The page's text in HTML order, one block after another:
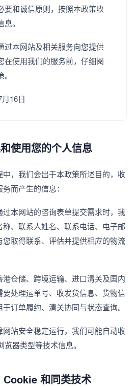
要和诚信原则，按照本政策收
。
过本网站及相关服务向您提供
在使用我们的服务前，仔细阅
16日
使用您的个人信息
，我们会出于本政策所述目的，收
而产生的信息：
过本网站的咨询表单提交需求时，我
、联系人姓名、联系电话、电子邮
取得联系、评估并提供相应的物流
港仓储、跨境运输、进口清关及国内
处理运单号、收发货信息、货物信
订单履约、清关协同与状态查询。
网站安全稳定运行，我们可能自动收
器类型等技术信息。
Cookie 和同类技术